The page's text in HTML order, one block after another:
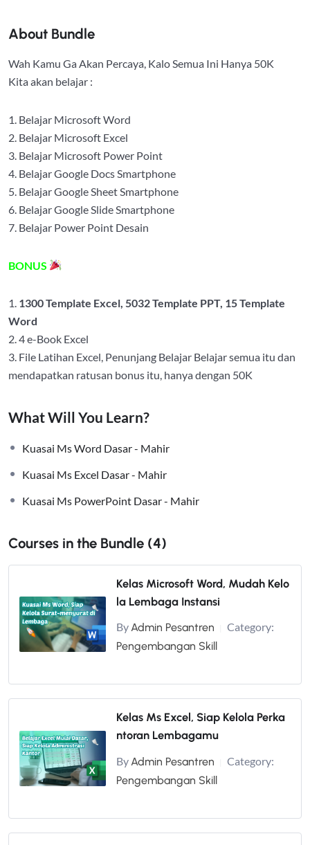
About Bundle
Wah Kamu Ga Akan Percaya, Kalo Semua Ini Hanya 50K
Kita akan belajar :
1. Belajar Microsoft Word
2. Belajar Microsoft Excel
3. Belajar Microsoft Power Point
4. Belajar Google Docs Smartphone
5. Belajar Google Sheet Smartphone
6. Belajar Google Slide Smartphone
7. Belajar Power Point Desain
BONUS
1. 1300 Template Excel, 5032 Template PPT, 15 Template
Word
2. 4 e-Book Excel
3. File Latihan Excel, Penunjang Belajar Belajar semua itu dan
mendapatkan ratusan bonus itu, hanya dengan 50K
What Will You Learn?
Kuasai Ms Word Dasar - Mahir
Kuasai Ms Excel Dasar - Mahir
Kuasai Ms PowerPoint Dasar - Mahir
Courses in the Bundle (4)
Kelas Microsoft Word, Mudah Kelo
la Lembaga Instansi
ByAdmin Pesantren
Category:
Pengembangan Skill
Kelas Ms Excel, Siap Kelola Perka
ntoran Lembagamu
By Admin Pesantren
Category:
Pengembangan Skill